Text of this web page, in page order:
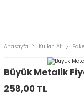
Anasayfa Kullan At
Büyük Metalik
258,00 TL